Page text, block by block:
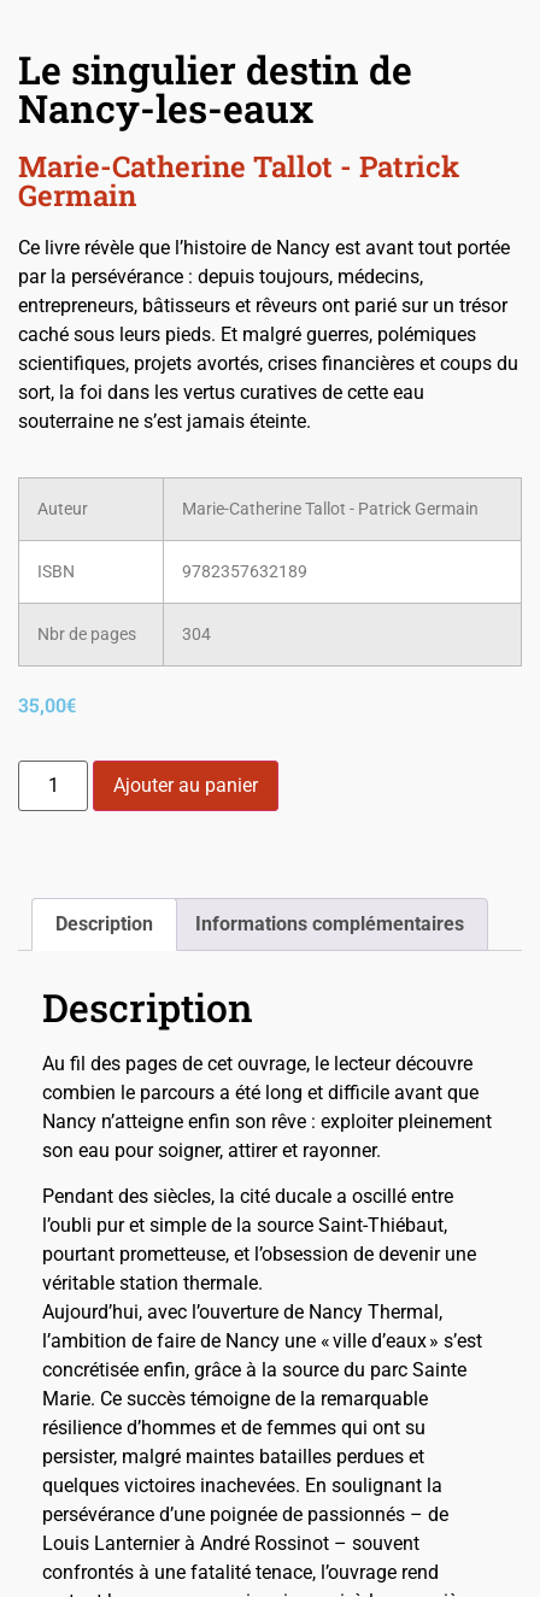
Le singulier destin de
Nancy-les-eaux
Marie-Catherine Tallot - Patrick
Germain
Ce livre révèle que l’histoire de Nancy est avant tout portée
par la persévérance : depuis toujours, médecins,
entrepreneurs, bâtisseurs et rêveurs ont parié sur un trésor
caché sous leurs pieds. Et malgré guerres, polémiques
scientifiques, projets avortés, crises financières et coups du
sort, la foi dans les vertus curatives de cette eau
souterraine ne s’est jamais éteinte.
Auteur Marie-Catherine Tallot - Patrick Germain
ISBN 9782357632189
Nbr de pages 304
35,00€
Ajouter au panier
Description Informations complémentaires
Description
Au fil des pages de cet ouvrage, le lecteur découvre
combien le parcours a été long et difficile avant que
Nancy n’atteigne enfin son rêve : exploiter pleinement
son eau pour soigner, attirer et rayonner.
Pendant des siècles, la cité ducale a oscillé entre
l’oubli pur et simple de la source Saint-Thiébaut,
pourtant prometteuse, et l’obsession de devenir une
véritable station thermale.
Aujourd’hui, avec l’ouverture de Nancy Thermal,
l’ambition de faire de Nancy une « ville d’eaux » s’est
concrétisée enfin, grâce à la source du parc Sainte
Marie. Ce succès témoigne de la remarquable
résilience d’hommes et de femmes qui ont su
persister, malgré maintes batailles perdues et
quelques victoires inachevées. En soulignant la
persévérance d’une poignée de passionnés – de
Louis Lanternier à André Rossinot – souvent
confrontés à une fatalité tenace, l’ouvrage rend